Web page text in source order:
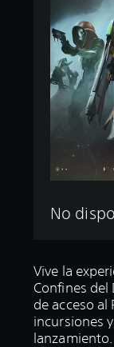
No
Vive la
Confines del
de acceso al
incursiones
lanzamiento.